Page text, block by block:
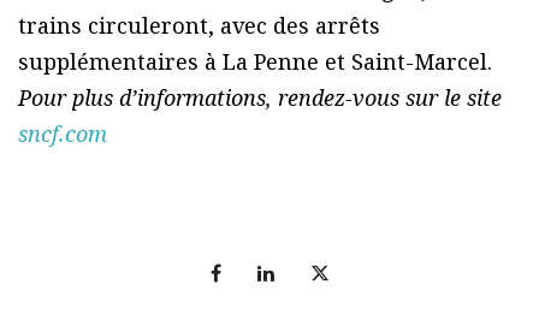
trains circuleront, avec des arrêts
supplémentaires à La Penne et Saint-Marcel.
Pour plus d’informations, rendez-vous sur le site
sncf.com